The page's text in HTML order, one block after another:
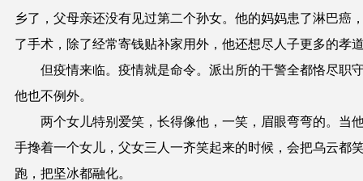
乡了，父母亲还没有见过第二个孙女。他的妈妈患了淋巴癌
了手术，除了经常寄钱贴补家用外，他还想尽人子更多的孝
但疫情来临。疫情就是命令。派出所的干警全都恪尽职
他也不例外。
两个女儿特别爱笑，长得像他，一笑，眉眼弯弯的。当
手搀着一个女儿，父女三人一齐笑起来的时候，会把乌云都
跑，把坚冰都融化。